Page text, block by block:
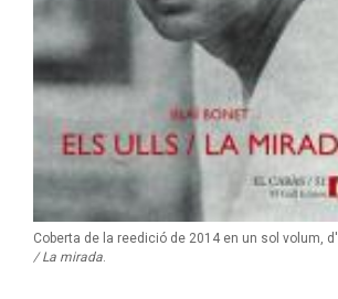
Coberta de la reedició de 2014 en un sol volum, d'
/ La mirada.